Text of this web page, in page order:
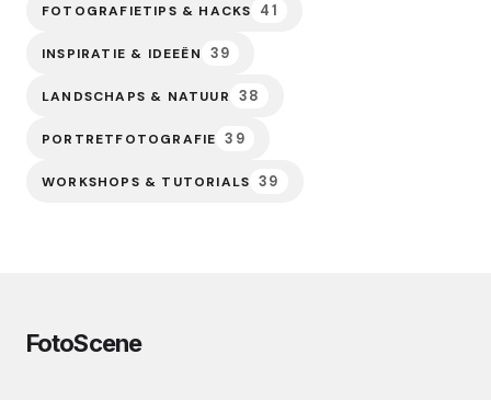
FOTOGRAFIETIPS & HACKS 41
INSPIRATIE & IDEEËN 39
LANDSCHAPS & NATUUR 38
PORTRETFOTOGRAFIE 39
WORKSHOPS & TUTORIALS 39
FotoScene